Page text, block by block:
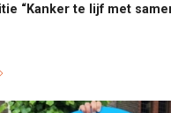
“Kanker te lijf met